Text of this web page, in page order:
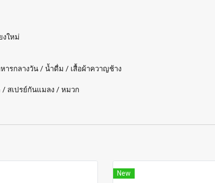
งใหม่
รกลางวัน / น้ำดื่ม / เสื้อผ้าควาญช้าง
สเปรย์กันแมลง / หมวก
New